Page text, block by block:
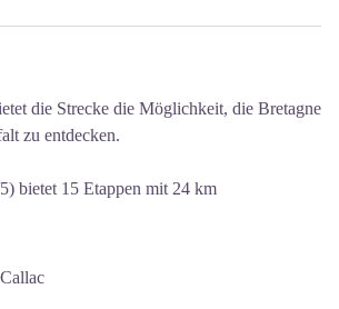
die Strecke die Möglichkeit, die Bretagne
zu entdecken.
bietet 15 Etappen mit 24 km